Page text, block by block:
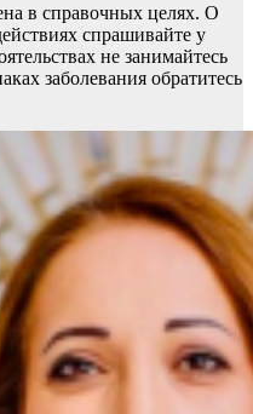
в справочных целях. О
спрашивайте у
не занимайтесь
заболевания обратитесь